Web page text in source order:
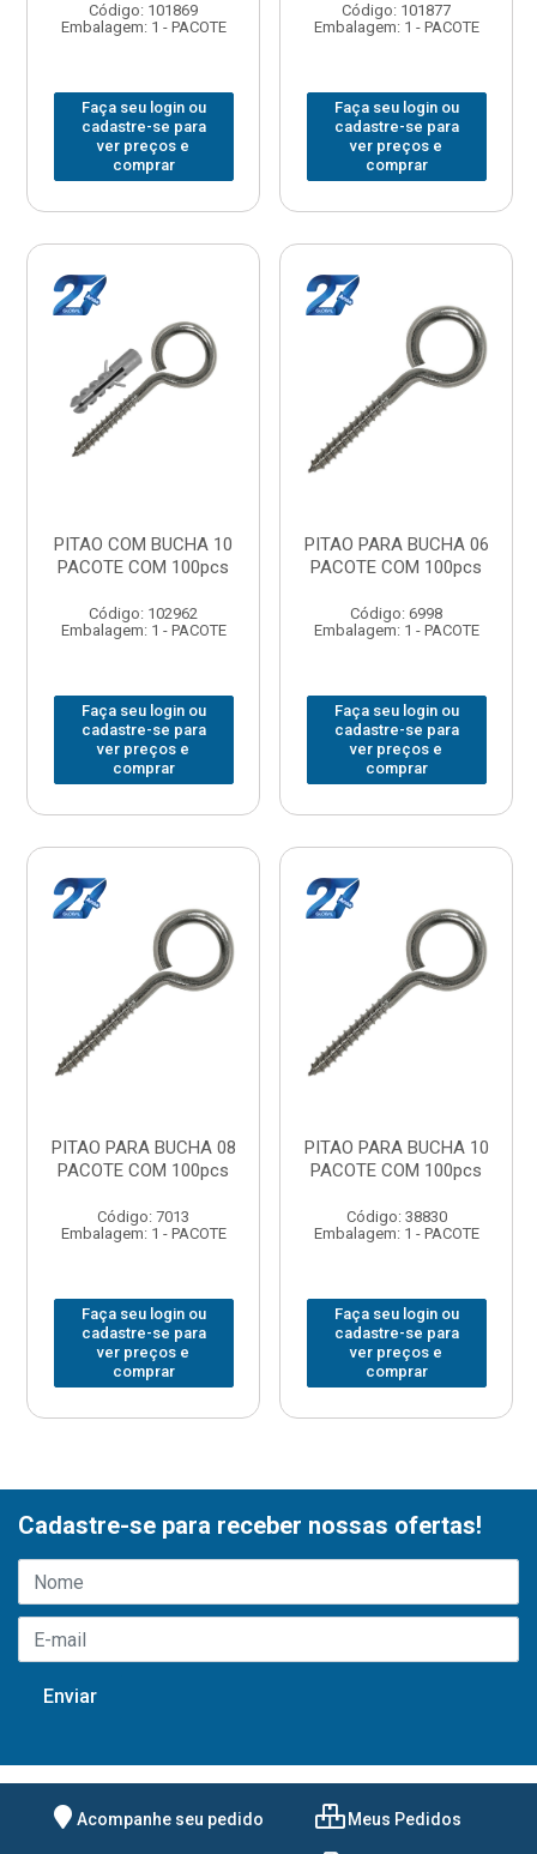
Código: 101869
Embalagem: 1 - PACOTE
Faça seu login ou
cadastre-se para
ver preços e
comprar
Código: 101877
Embalagem: 1 - PACOTE
Faça seu login ou
cadastre-se para
ver preços e
comprar
PITAO COM BUCHA 10
PACOTE COM 100pcs
Código: 102962
Embalagem: 1 - PACOTE
Faça seu login ou
cadastre-se para
ver preços e
comprar
PITAO PARA BUCHA 06
PACOTE COM 100pcs
Código: 6998
Embalagem: 1 - PACOTE
Faça seu login ou
cadastre-se para
ver preços e
comprar
PITAO PARA BUCHA 08
PACOTE COM 100pcs
Código: 7013
Embalagem: 1 - PACOTE
Faça seu login ou
cadastre-se para
ver preços e
comprar
PITAO PARA BUCHA 10
PACOTE COM 100pcs
Código: 38830
Embalagem: 1 - PACOTE
Faça seu login ou
cadastre-se para
ver preços e
comprar
Cadastre-se para receber nossas ofertas!
Acompanhe seu pedido Meus Pedidos